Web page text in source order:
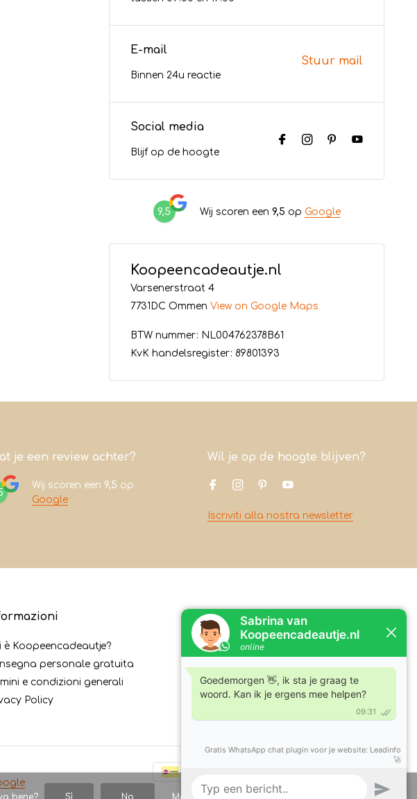
E-mail
Binnen 24u reactie
Stuur mail
Social media
Blijf op de hoogte
9,5 Wij scoren een 9,5 op Google
Koopeencadeautje.nl
Varsenerstraat 4
7731DC OmmenView on Google Maps
BTW nummer: NL004762378B61
KvK handelsregister: 89801393
je een review achter?
Wij scoren een 9,5 op
Google
Wil je op de hoogte blijven?
Iscriviti alla nostra newsletter
è Koopeencadeautje?
personale gratuita
e condizioni generali
Policy
Contatto
Koopeencadeautje.nl
7731DC Ommen
Tel:+31630210762
E-mail:
bene? Sì No Maggiori informazioni sui cookie »